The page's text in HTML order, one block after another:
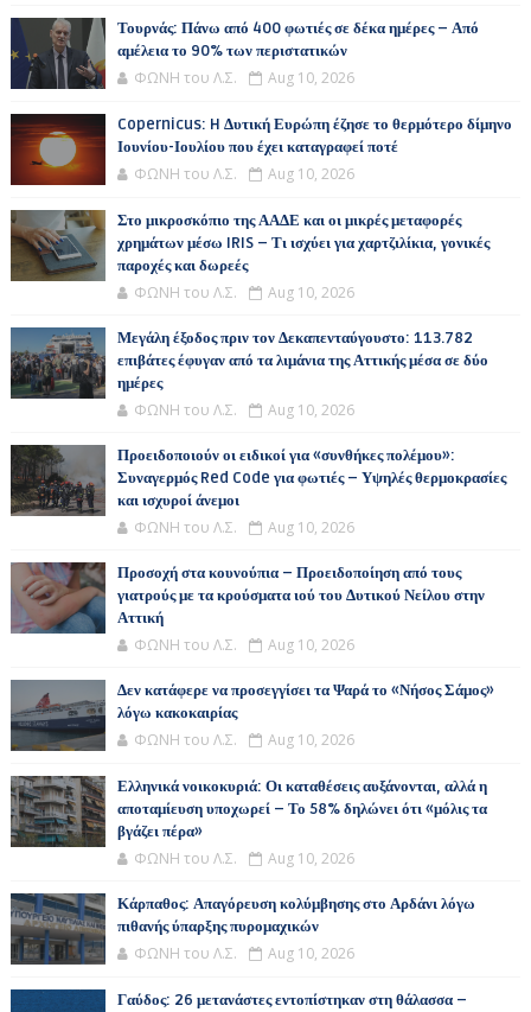
Τουρνάς: Πάνω από 400 φωτιές σε δέκα ημέρες – Από
αμέλεια το 90% των περιστατικών
ΦΩΝΗ του Λ.Σ. Aug 10, 2026
Copernicus: H Δυτική Ευρώπη έζησε το θερμότερο δίμηνο
Ιουνίου-Ιουλίου που έχει καταγραφεί ποτέ
ΦΩΝΗ του Λ.Σ. Aug 10, 2026
Στο μικροσκόπιο της ΑΑΔΕ και οι μικρές μεταφορές
χρημάτων μέσω IRIS – Τι ισχύει για χαρτζιλίκια, γονικές
παροχές και δωρεές
ΦΩΝΗ του Λ.Σ. Aug 10, 2026
Μεγάλη έξοδος πριν τον Δεκαπενταύγουστο: 113.782
επιβάτες έφυγαν από τα λιμάνια της Αττικής μέσα σε δύο
ημέρες
ΦΩΝΗ του Λ.Σ. Aug 10, 2026
Προειδοποιούν οι ειδικοί για «συνθήκες πολέμου»:
Συναγερμός Red Code για φωτιές – Υψηλές θερμοκρασίες
και ισχυροί άνεμοι
ΦΩΝΗ του Λ.Σ. Aug 10, 2026
Προσοχή στα κουνούπια – Προειδοποίηση από τους
γιατρούς με τα κρούσματα ιού του Δυτικού Νείλου στην
Αττική
ΦΩΝΗ του Λ.Σ. Aug 10, 2026
Δεν κατάφερε να προσεγγίσει τα Ψαρά το «Νήσος Σάμος»
λόγω κακοκαιρίας
ΦΩΝΗ του Λ.Σ. Aug 10, 2026
Ελληνικά νοικοκυριά: Οι καταθέσεις αυξάνονται, αλλά η
αποταμίευση υποχωρεί – Το 58% δηλώνει ότι «μόλις τα
βγάζει πέρα»
ΦΩΝΗ του Λ.Σ. Aug 10, 2026
Κάρπαθος: Απαγόρευση κολύμβησης στο Αρδάνι λόγω
πιθανής ύπαρξης πυρομαχικών
ΦΩΝΗ του Λ.Σ. Aug 10, 2026
Γαύδος: 26 μετανάστες εντοπίστηκαν στη θάλασσα –